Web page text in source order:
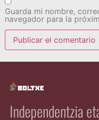
Guarda mi nombre,
navegador para la
Independentzia